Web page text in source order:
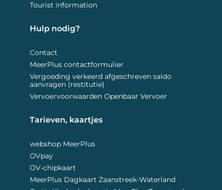
Tourist information
Hulp nodig?
Contact
MeerPlus contactformulier
Vergoeding verkeerd afgeschreven saldo
aanvragen (restitutie)
Vervoervoorwaarden Openbaar Vervoer
Tarieven, kaartjes
webshop MeerPlus
OVpay
OV-chipkaart
MeerPlus Dagkaart Zaanstreek-Waterland